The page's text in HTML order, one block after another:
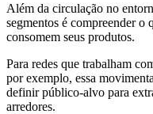
Além da circulação no
segmentos é compreender o
consomem seus produtos.
Para redes que trabalham
por exemplo, essa
definir público-alvo para
arredores.